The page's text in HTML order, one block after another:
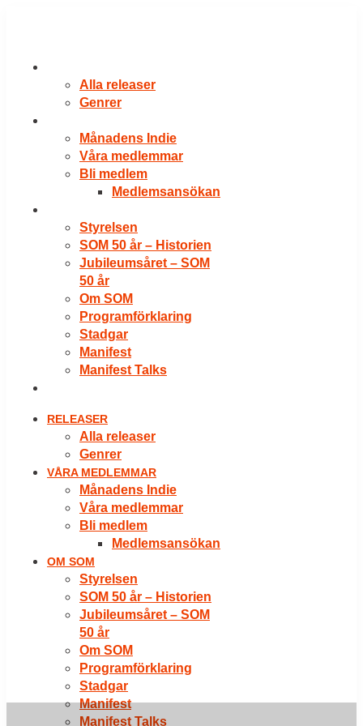
Alla releaser
Genrer
Månadens Indie
Våra medlemmar
Bli medlem
Medlemsansökan
Styrelsen
SOM 50 år – Historien
Jubileumsåret – SOM
50 år
Om SOM
Programförklaring
Stadgar
Manifest
Manifest Talks
RELEASER
Alla releaser
Genrer
VÅRA MEDLEMMAR
Månadens Indie
Våra medlemmar
Bli medlem
Medlemsansökan
OM SOM
Styrelsen
SOM 50 år – Historien
Jubileumsåret – SOM
50 år
Om SOM
Programförklaring
Stadgar
Manifest
Manifest Talks